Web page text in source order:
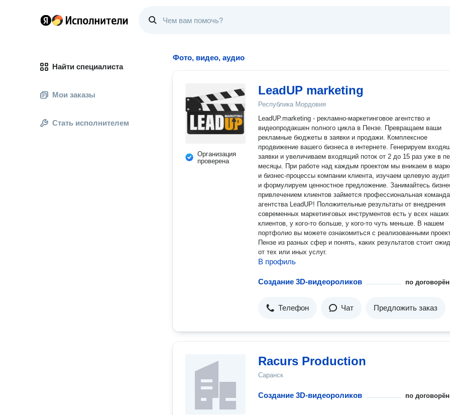
Найти специалиста
Мои заказы
Стать исполнителем
Фото, видео, аудио
Организация
проверена
LeadUP marketing
Республика Мордовия
LeadUP.marketing - рекламно-маркетинговое агентство и
видеопродакшен полного цикла в Пензе. Превращаем ваши
рекламные бюджеты в заявки и продажи. Комплексное
продвижение вашего бизнеса в интернете. Генерируем
заявки и увеличиваем входящий поток от 2 до 15 раз уже в
месяцы. При работе над каждым проектом мы вникаем в маркетинг
и бизнес-процессы компании клиента, изучаем целевую
и формулируем ценностное предложение. Занимайтесь
привлечением клиентов займется профессиональная команда
агентства LeadUP! Положительные результаты от внедрения
современных маркетинговых инструментов есть у всех наших
клиентов, у кого-то больше, у кого-то чуть меньше. В нашем
портфолио вы можете ознакомиться с реализованными
Пензе из разных сфер и понять, каких результатов стоит
от тех или иных услуг.
В профиль
Создание 3D-видеороликов по
Телефон Чат Предложить заказ
Racurs Production
Саранск
Создание 3D-видеороликов по